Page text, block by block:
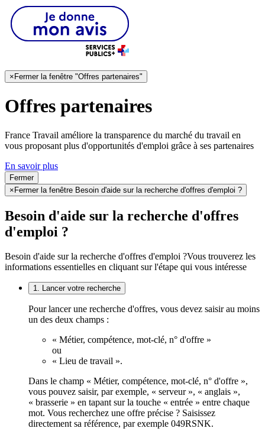
× Fermer la fenêtre "Offres partenaires"
Offres partenaires
France Travail améliore la transparence du marché du travail en
vous proposant plus d'opportunités d'emploi grâce à ses partenaires
En savoir plus
Fermer
×Fermer la fenêtre Besoin d'aide sur la recherche d'offres d'emploi ?
Besoin d'aide sur la recherche d'offres
d'emploi ?
Besoin d'aide sur la recherche d'offres d'emploi ?Vous trouverez les
informations essentielles en cliquant sur l'étape qui vous intéresse
1. Lancer votre recherche
Pour lancer une recherche d'offres, vous devez saisir au moins
un des deux champs :
« Métier, compétence, mot-clé, n° d'offre »
ou
« Lieu de travail ».
Dans le champ « Métier, compétence, mot-clé, n° d'offre »,
vous pouvez saisir, par exemple, « serveur », « anglais »,
« brasserie » en tapant sur la touche « entrée » entre chaque
mot. Vous recherchez une offre précise ? Saisissez
directement sa référence, par exemple 049RSNK.